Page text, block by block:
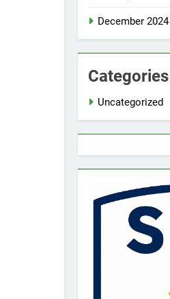
December 2024
Categories
Uncategorized